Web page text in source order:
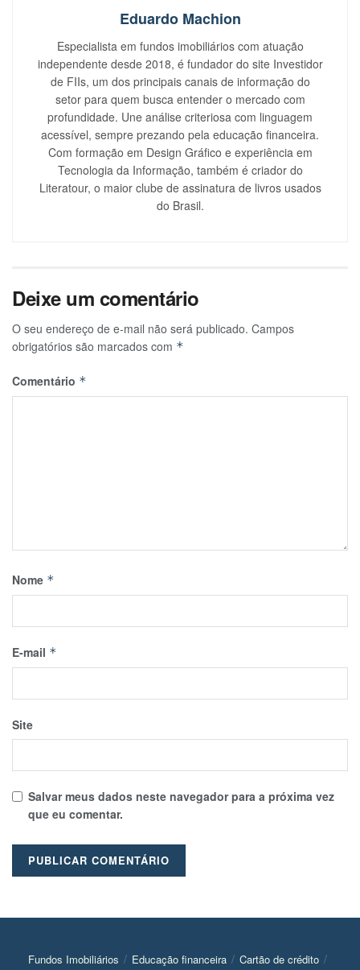
Eduardo Machion
Especialista em fundos imobiliários com atuação
independente desde 2018, é fundador do site Investidor
de FIIs, um dos principais canais de informação do
setor para quem busca entender o mercado com
profundidade. Une análise criteriosa com linguagem
acessível, sempre prezando pela educação financeira.
Com formação em Design Gráfico e experiência em
Tecnologia da Informação, também é criador do
Literatour, o maior clube de assinatura de livros usados
do Brasil.
Deixe um comentário
O seu endereço de e-mail não será publicado. Campos
obrigatórios são marcados com *
Comentário *
Nome *
E-mail *
Site
Salvar meus dados neste navegador para a próxima vez
que eu comentar.
Fundos Imobiliários Educação financeira
Cartão de crédito